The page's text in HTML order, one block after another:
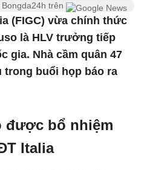
trên
(FIGC) vừa chính thức
là HLV trưởng tiếp
gia. Nhà cầm quân 47
buổi họp báo ra
được bổ nhiệm
Italia